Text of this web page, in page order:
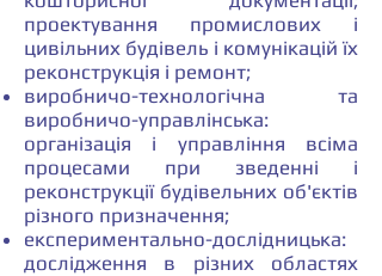
проектування промислових і
цивільних будівель і комунікацій їх
реконструкція і ремонт;
виробничо-технологічна та
виробничо-управлінська:
організація і управління всіма
процесами при зведенні і
реконструкції будівельних об'єктів
різного призначення;
експериментально-дослідницька:
дослідження в різних областях